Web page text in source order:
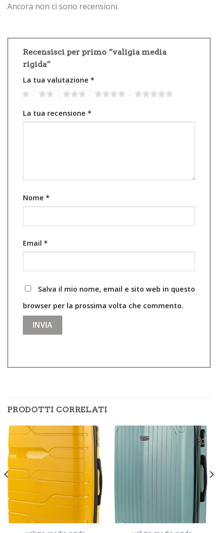
Ancora non ci sono recensioni.
Recensisci per primo “valigia media
rigida”
La tua valutazione *
La tua recensione *
Nome *
Email *
Salva il mio nome, email e sito web in questo
browser per la prossima volta che commento.
PRODOTTI CORRELATI